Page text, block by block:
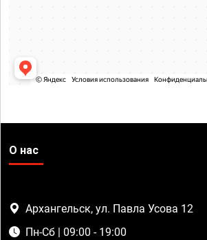
О нас
Архангельск, ул. Павла Усова 12
Пн-Сб | 09:00 - 19:00